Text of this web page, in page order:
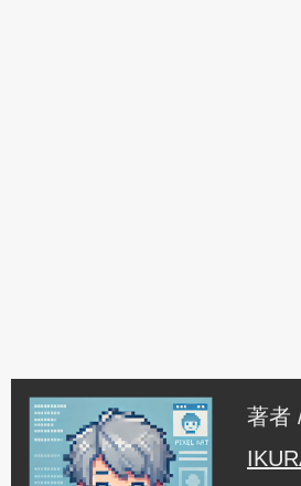
著者